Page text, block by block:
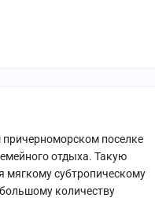
причерноморском поселке
отдыха. Такую
мягкому субтропическому
количеству